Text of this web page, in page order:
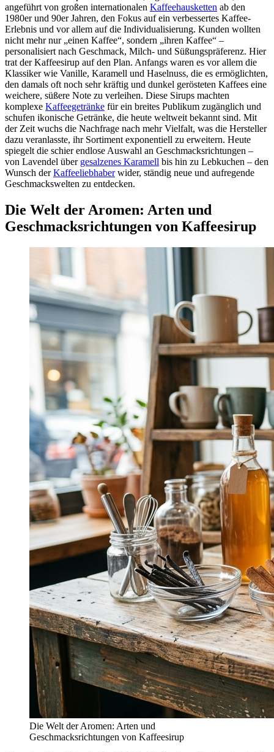
angeführt von großen internationalen Kaffeehausketten ab den
1980er und 90er Jahren, den Fokus auf ein verbessertes Kaffee-
Erlebnis und vor allem auf die Individualisierung. Kunden wollten
nicht mehr nur „einen Kaffee“, sondern „ihren Kaffee“ –
personalisiert nach Geschmack, Milch- und Süßungspräferenz. Hier
trat der Kaffeesirup auf den Plan. Anfangs waren es vor allem die
Klassiker wie Vanille, Karamell und Haselnuss, die es ermöglichten,
den damals oft noch sehr kräftig und dunkel gerösteten Kaffees eine
weichere, süßere Note zu verleihen. Diese Sirups machten
komplexe Kaffeegetränke für ein breites Publikum zugänglich und
schufen ikonische Getränke, die heute weltweit bekannt sind. Mit
der Zeit wuchs die Nachfrage nach mehr Vielfalt, was die Hersteller
dazu veranlasste, ihr Sortiment exponentiell zu erweitern. Heute
spiegelt die schier endlose Auswahl an Geschmacksrichtungen –
von Lavendel über gesalzenes Karamell bis hin zu Lebkuchen – den
Wunsch derKaffeeliebhaberwider, ständig neue und aufregende
Geschmackswelten zu entdecken.
Die Welt der Aromen: Arten und
Geschmacksrichtungen von Kaffeesirup
Die Welt der Aromen: Arten und
Geschmacksrichtungen von Kaffeesirup